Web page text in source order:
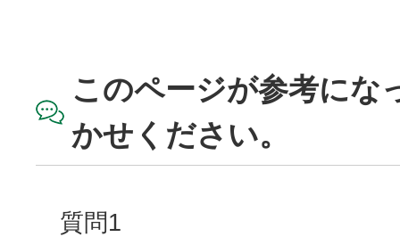
このページが参考にな
かせください。
質問1